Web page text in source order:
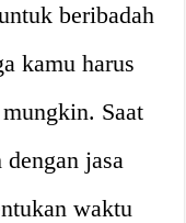
beribadah
kamu harus
Saat
jasa
waktu